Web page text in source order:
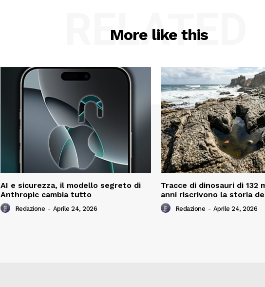
More like this
RELATED
AI e sicurezza, il modello segreto di
Anthropic cambia tutto
Redazione - Aprile 24, 2026
Tracce di dinosauri di 132
anni riscrivono la storia
Redazione - Aprile 24, 2026